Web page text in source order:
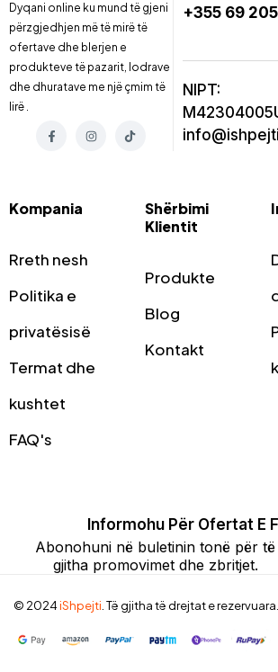
Dyqani online ku mund të gjeni
përzgjedhjen më të mirë të
ofertave dhe blerjen e
produkteve të pazarit, lodrave
dhe dhuratave me një çmim të
lirë .
+355 69
NIPT:
Kompania
Rreth nesh
Politika e
privatësisë
Termat dhe
kushtet
FAQ's
Shërbimi
Klientit
Produkte
Blog
Kontakt
Informohu Për Ofertat E
Abonohuni në buletinin tonë për të
gjitha promovimet dhe zbritjet.
© 2024iShpejti. Të gjitha të drejtat e rezervuara.